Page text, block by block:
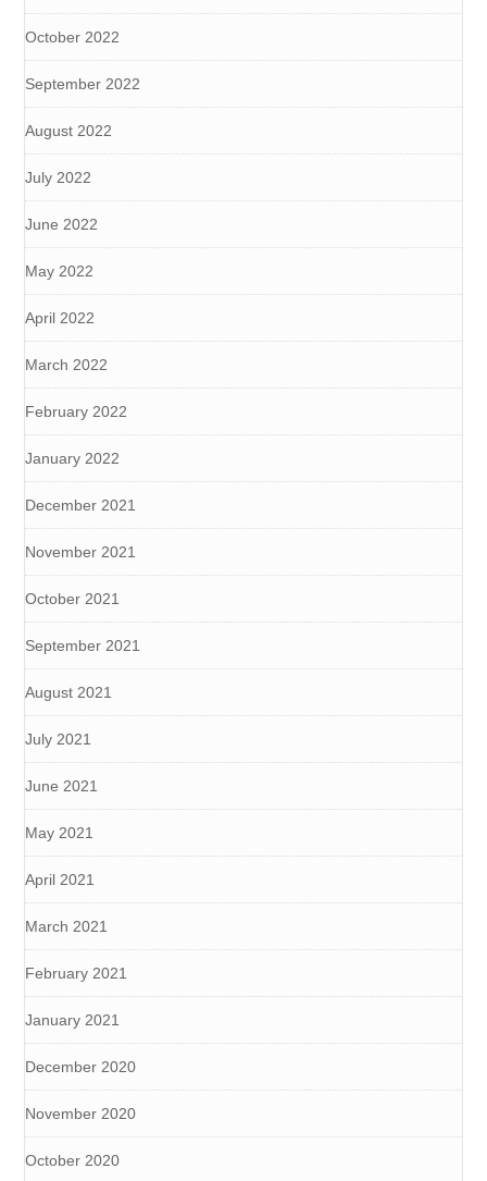
October 2022
September 2022
August 2022
July 2022
June 2022
May 2022
April 2022
March 2022
February 2022
January 2022
December 2021
November 2021
October 2021
September 2021
August 2021
July 2021
June 2021
May 2021
April 2021
March 2021
February 2021
January 2021
December 2020
November 2020
October 2020